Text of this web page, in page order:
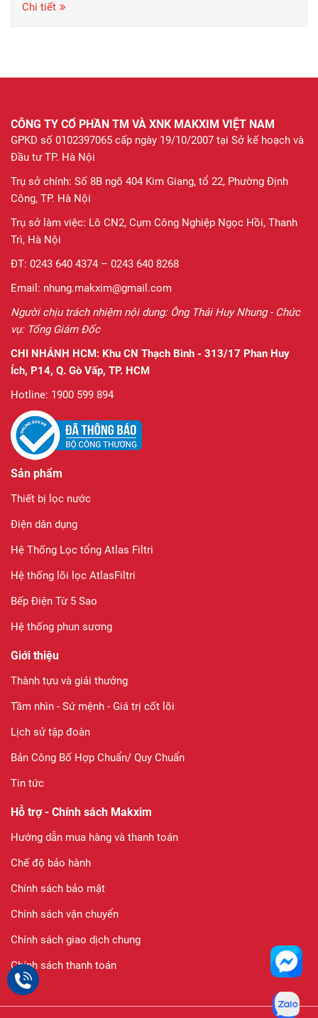
Chi tiết
CÔNG TY CỔ PHẦN TM VÀ XNK MAKXIM VIỆT NAM
GPKD số 0102397065 cấp ngày 19/10/2007 tại Sở kế hoạch và
Đầu tư TP. Hà Nội
Trụ sở chính: Số 8B ngõ 404 Kim Giang, tổ 22, Phường Định
Công, TP. Hà Nội
Trụ sở làm việc: Lô CN2, Cụm Công Nghiệp Ngọc Hồi, Thanh
Trì, Hà Nội
ĐT: 0243 640 4374 – 0243 640 8268
Email: nhung.makxim@gmail.com
Người chịu trách nhiệm nội dung: Ông Thái Huy Nhung - Chức
vụ: Tổng Giám Đốc
CHI NHÁNH HCM: Khu CN Thạch Bình - 313/17 Phan Huy
Ích, P14, Q. Gò Vấp, TP. HCM
Hotline: 1900 599 894
Sản phẩm
Thiết bị lọc nước
Điện dân dụng
Hệ Thống Lọc tổng Atlas Filtri
Hệ thống lõi lọc AtlasFiltri
Bếp Điện Từ 5 Sao
Hệ thống phun sương
Giới thiệu
Thành tựu và giải thưởng
Tầm nhìn - Sứ mệnh - Giá trị cốt lõi
Lịch sử tập đoàn
Bản Công Bố Hợp Chuẩn/ Quy Chuẩn
Tin tức
Hỗ trợ - Chính sách Makxim
Hướng dẫn mua hàng và thanh toán
Chế độ bảo hành
Chính sách bảo mật
Chính sách vận chuyển
Chính sách giao dịch chung
Chính sách thanh toán